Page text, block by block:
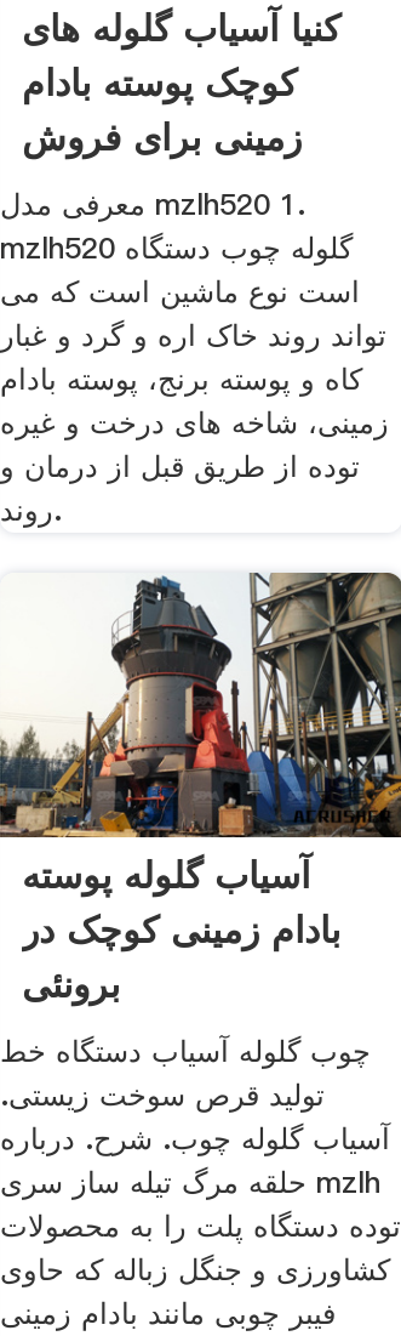
کنیا آسیاب گلوله های
کوچک پوسته بادام
زمینی برای فروش
معرفی مدل mzlh520 1.
mzlh520 گلوله چوب دستگاه
است نوع ماشین است که می
تواند روند خاک اره و گرد و غبار
كاه و پوسته برنج، پوسته بادام
زمینی، شاخه های درخت و غیره
توده از طریق قبل از درمان و
روند.
آسیاب گلوله پوسته
بادام زمینی کوچک در
برونئی
چوب گلوله آسیاب دستگاه خط
توليد قرص سوخت زیستی.
آسیاب گلوله چوب. شرح. درباره
حلقه مرگ تیله ساز سری mzlh
توده دستگاه پلت را به محصولات
کشاورزی و جنگل زباله که حاوی
فیبر چوبی مانند بادام زمینی